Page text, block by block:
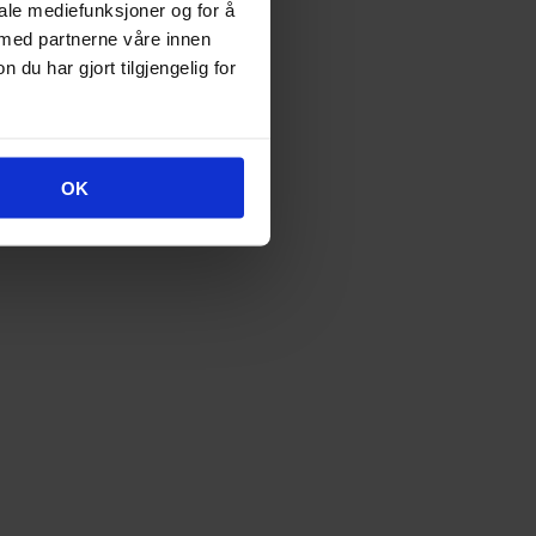
mediefunksjoner og for å
partnerne våre innen
du har gjort tilgjengelig for
OK